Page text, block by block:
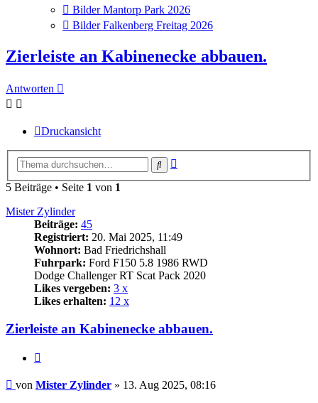
Beitrag
zum
letzten
Beitrag
Gehe
zum
letzten
Bilder Mantorp Park 2026
Gehe
Beitrag
Bilder Falkenberg Freitag 2026
Zierleiste an Kabinenecke abbauen.
Antworten
Druckansicht
Suche
5 Beiträge • Seite 1 von 1
Mister Zylinder
Beiträge: 45
Registriert: 20. Mai 2025, 11:49
Wohnort: Bad Friedrichshall
Fuhrpark: Ford F150 5.8 1986 RWD
Dodge Challenger RT Scat Pack 2020
Likes vergeben: 3 x
Likes erhalten: 12 x
Zierleiste an Kabinenecke abbauen.
Beitrag
von Mister Zylinder » 13. Aug 2025, 08:16